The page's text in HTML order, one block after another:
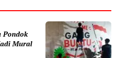
Pondok
Mural